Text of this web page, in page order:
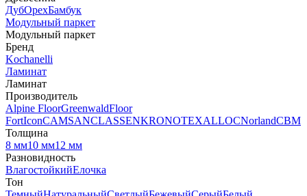
ДубОрехБамбук
Модульный паркет
Модульный паркет
Бренд
Kochanelli
Ламинат
Ламинат
Производитель
Alpine FloorGreenwaldFloor
FortIconCAMSANCLASSENKRONOTEXALLOCNorlandCBM
Толщина
8 мм10 мм12 мм
Разновидность
ВлагостойкийЕлочка
Тон